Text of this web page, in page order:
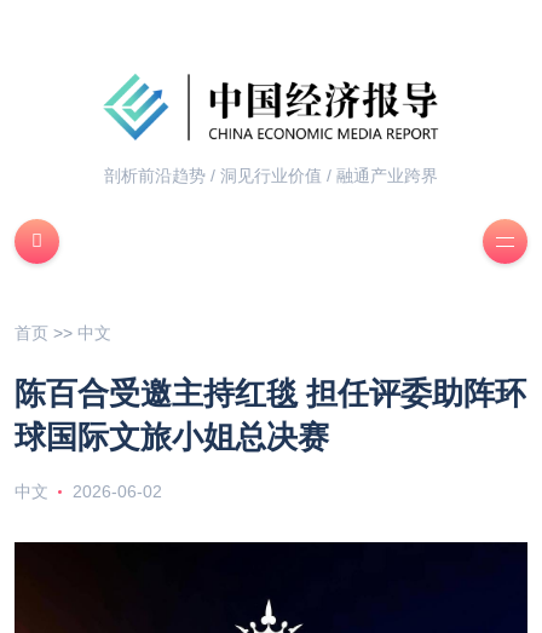
剖析前沿趋势 / 洞见行业价值 / 融通产业跨界
首页 >> 中文
陈百合受邀主持红毯 担任评委助阵环
球国际文旅小姐总决赛
中文 2026-06-02